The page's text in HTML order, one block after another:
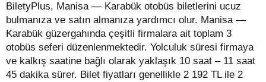
BiletyPlus, Manisa — Karabük otobüs biletlerini ucuz
bulmanıza ve satın almanıza yardımcı olur. Manisa —
Karabük güzergahında çeşitli firmalara ait toplam 3
otobüs seferi düzenlenmektedir. Yolculuk süresi firmaya
ve kalkış saatine bağlı olarak yaklaşık 10 saat – 11 saat
45 dakika sürer. Bilet fiyatları genellikle 2 192 TL ile 2